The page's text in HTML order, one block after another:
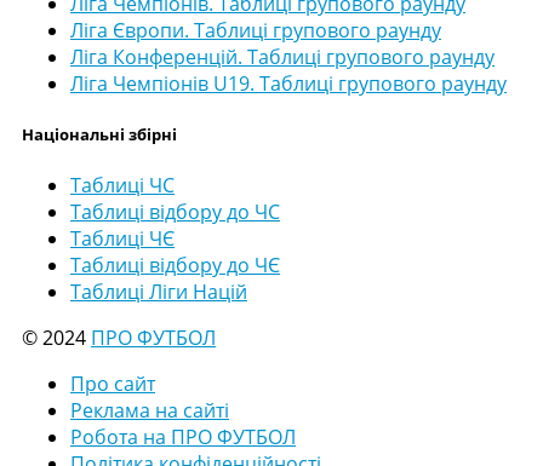
Ліга Європи. Таблиці групового раунду
Ліга Конференцій. Таблиці групового раунду
Ліга Чемпіонів U19. Таблиці групового раунду
Національні збірні
Таблиці ЧС
Таблиці відбору до ЧС
Таблиці ЧЄ
Таблиці відбору до ЧЄ
Таблиці Ліги Націй
© 2024 ПРО ФУТБОЛ
Про сайт
Реклама на сайті
Робота на ПРО ФУТБОЛ